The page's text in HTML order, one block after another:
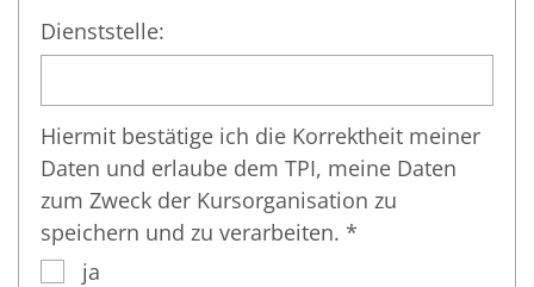
Dienststelle:
Hiermit bestätige ich die Korrektheit meiner
Daten und erlaube dem TPI, meine Daten
zum Zweck der Kursorganisation zu
speichern und zu verarbeiten. *
ja